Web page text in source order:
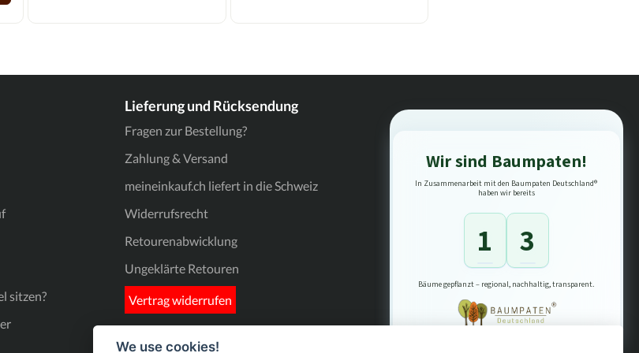
überzogen. Größen: UK 10-13 / 1-3 /
sitzen?
Lieferung und Rücksendung
Fragen zur Bestellung?
Zahlung & Versand
meineinkauf.ch liefert in die Schweiz
Widerrufsrecht
Retourenabwicklung
Ungeklärte Retouren
Vertrag widerrufen
Wir sind Baumpaten!
In Zusammenarbeit mit den Baumpaten Deutschland®
haben wir bereits
1 3
Bäume gepflanzt – regional, nachhaltig, transparent.
We use cookies!